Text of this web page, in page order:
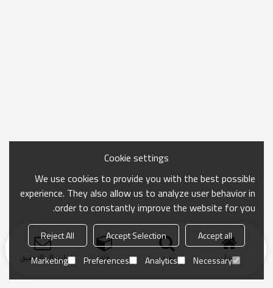
منزل بحث فئة ارسال التحقيق
Cookie settings
We use cookies to provide you with the best possible
experience. They also allow us to analyze user behavior in
order to constantly improve the website for you.
Accept all
Accept Selection
Reject All
Necessary
Analytics
Preferences
Marketing